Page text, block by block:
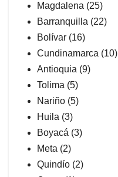
Magdalena (25)
Barranquilla (22)
Bolívar (16)
Cundinamarca (10)
Antioquia (9)
Tolima (5)
Nariño (5)
Huila (3)
Boyacá (3)
Meta (2)
Quindío (2)